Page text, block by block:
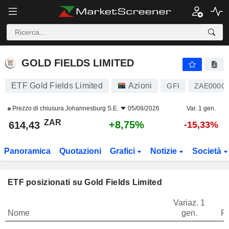
GOLD FIELDS LIMITED
GOLD FIELDS LIMITED
ETF Gold Fields Limited Azioni GFI
Prezzo di chiusura Johannesburg S.E. 05/08/2026 Var. 1 gen.
614,43 ZAR +8,75% -15,33%
Panoramica Quotazioni Grafici Notizie Società
ETF posizionati su Gold Fields Limited
Nome
Variaz. 1
gen.